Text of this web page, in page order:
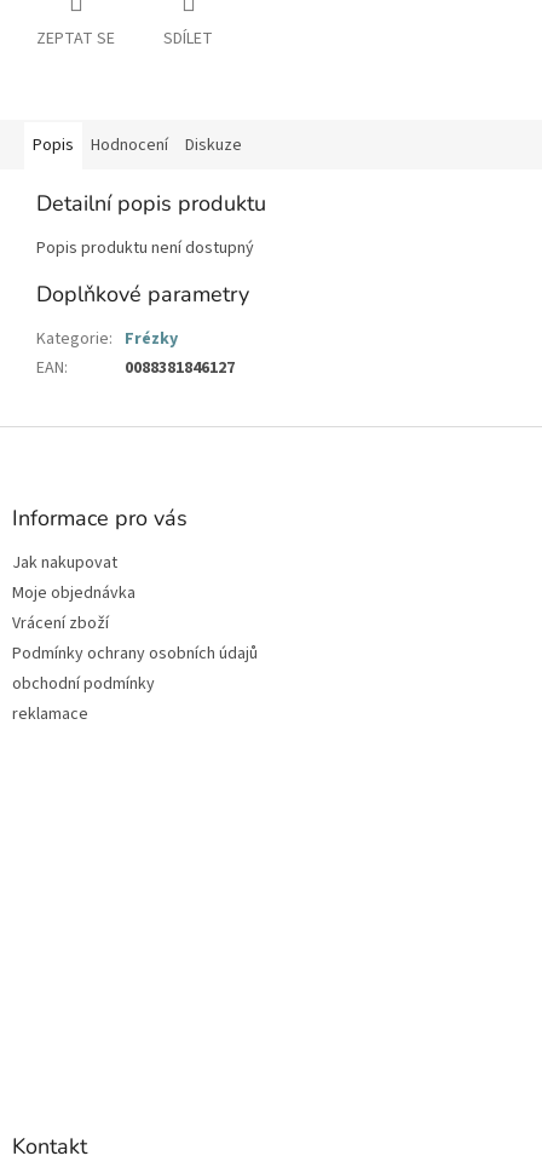
ZEPTAT SE SDÍLET
Popis Hodnocení Diskuze
Detailní popis produktu
Popis produktu není dostupný
Doplňkové parametry
Kategorie: Frézky
EAN: 0088381846127
Z
Informace pro vás
Jak nakupovat
Moje objednávka
Vrácení zboží
Podmínky ochrany osobních údajů
obchodní podmínky
reklamace
Kontakt